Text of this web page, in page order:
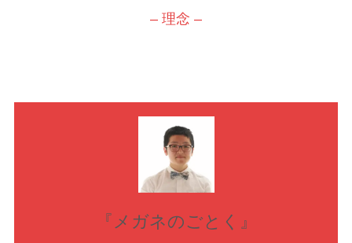
– 理念 –
『メガネのごとく』